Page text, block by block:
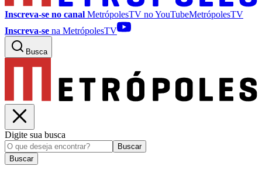
Inscreva-se no canal MetrópolesTV noYouTubeMetrópolesTV
Inscreva-se na MetrópolesTV
Busca
Digite sua busca
Buscar
Buscar